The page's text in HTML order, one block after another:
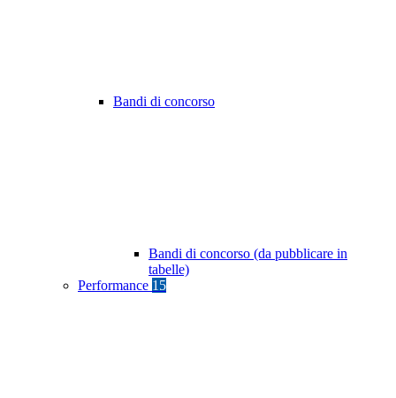
Bandi di concorso
Bandi di concorso (da pubblicare in
tabelle)
Performance 15